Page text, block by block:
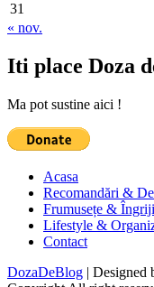
31
« nov.
Iti place Doza
Ma pot sustine aici !
Acasa
Recomandări &
Frumusețe &
Lifestyle &
Contact
DozaDeBlog | Designed